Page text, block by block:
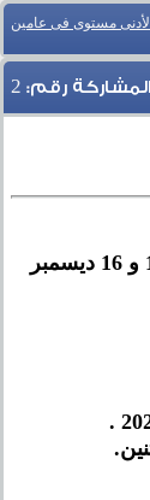
لأدنى مستوى فى عامين
رقم: 2
وهناك ترقب لشهادة جيروم باول اليوم وغدا أمام الكونجرس الامريكى ، و كذلك من المقرر أن يجتمع مجلس الاحتياطي الاتحادي يومى 15 و 16 ديسمبر